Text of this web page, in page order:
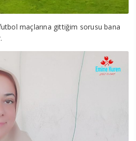
maçlarına gittiğim sorusu bana